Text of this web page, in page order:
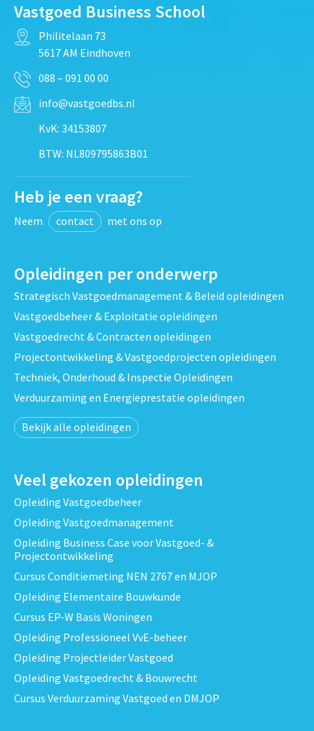
Vastgoed Business School
Philitelaan 73
5617 AM Eindhoven
088 – 091 00 00
info@vastgoedbs.nl
KvK: 34153807
BTW: NL809795863B01
Heb je een vraag?
Neem contact met ons op
Opleidingen per onderwerp
Strategisch Vastgoedmanagement & Beleid opleidingen
Vastgoedbeheer & Exploitatie opleidingen
Vastgoedrecht & Contracten opleidingen
Projectontwikkeling & Vastgoedprojecten opleidingen
Techniek, Onderhoud & Inspectie Opleidingen
Verduurzaming en Energieprestatie opleidingen
Bekijk alle opleidingen
Veel gekozen opleidingen
Opleiding Vastgoedbeheer
Opleiding Vastgoedmanagement
Opleiding Business Case voor Vastgoed- &
Projectontwikkeling
Cursus Conditiemeting NEN 2767 en MJOP
Opleiding Elementaire Bouwkunde
Cursus EP-W Basis Woningen
Opleiding Professioneel VvE-beheer
Opleiding Projectleider Vastgoed
Opleiding Vastgoedrecht & Bouwrecht
Cursus Verduurzaming Vastgoed en DMJOP